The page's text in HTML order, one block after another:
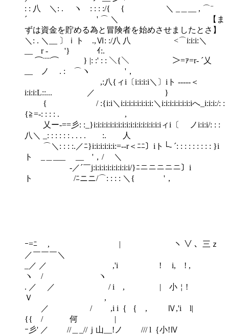
: : 八 ＼: . ヽ : : : :/{ { ＼ _＿__ , ⌒¨
´ ' ⌒ ＼ 【ま
ずは資金を貯める為と冒険者を始めさせましたとさ】
＼: . ＼__ 〕ｉト .,Ⅵ: :/八 八 <⌒i:i:i:＼
__ r ‐ '} ｲ:.
⌒¨¨¨⌒ } |: :' : : ＼{＼ ＞=ｧ=r‐ ´乂
__ ノ . : ⌒ヽ '，
,:八{ィi〔i:i:i:i＼〕iト -----＜
i:i:i:L::... ／ }
{ / :{i:i＼i:i:i:i:i:i:i:i:＼i:i:i:i:i:i:i:iへ_i:i:i:/: :
{≧=-: : : : . ,
乂ー‐==彡: :_}i:i:i:i:i:i:i:i:i:i:i:i:i:i:i:i:iィi〔 ノi:i:i/: : :
八＼ _: : : : : : . . . . :. 人
⌒＼: : : :.／ﾆ}i:i:i:i:i:i:=--r＜ﾆﾆ〕iト└‐ ´: : : : : : : : : }i
ト _＿___ __ '，/ ＼
-／´￣j:i:i:i:i:i:i:i:i:i/}ﾆニニニニニ〕i
ト /ﾆニニ/⌒: : : : ＼{ '，
ｰ=ﾆ , | ヽ ∨ 、三ｚ
／￣￣￣＼
_／ ／ ,'i ! i, ! ,
ヽ / ヽ
. ／ ／ / i , | 小￤!
Ｖ ,
／ / ,i i｛ ｛ , Ⅳ,'i l|
{{ / 何 |
ｰ彡' ／ //＿_//ｊ山__!ノ /// l｛小!Ⅳ